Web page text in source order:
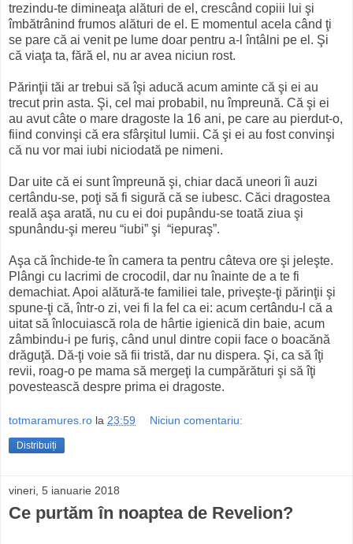
trezindu-te dimineaţa alături de el, crescând copiii lui şi
îmbătrânind frumos alături de el. E momentul acela când ţi
se pare că ai venit pe lume doar pentru a-l întâlni pe el. Şi
că viaţa ta, fără el, nu ar avea niciun rost.
Părinţii tăi ar trebui să îşi aducă acum aminte că şi ei au
trecut prin asta. Şi, cel mai probabil, nu împreună. Că şi ei
au avut câte o mare dragoste la 16 ani, pe care au pierdut-o,
fiind convinşi că era sfârşitul lumii. Că şi ei au fost convinşi
că nu vor mai iubi niciodată pe nimeni.
Dar uite că ei sunt împreună şi, chiar dacă uneori îi auzi
certându-se, poţi să fi sigură că se iubesc. Căci dragostea
reală aşa arată, nu cu ei doi pupându-se toată ziua şi
spunându-şi mereu “iubi” şi “iepuraş”.
Aşa că închide-te în camera ta pentru câteva ore şi jeleşte.
Plângi cu lacrimi de crocodil, dar nu înainte de a te fi
demachiat. Apoi alătură-te familiei tale, priveşte-ţi părinţii şi
spune-ţi că, într-o zi, vei fi la fel ca ei: acum certându-l că a
uitat să înlocuiască rola de hârtie igienică din baie, acum
zâmbindu-i pe furiş, când unul dintre copii face o boacănă
drăguţă. Dă-ţi voie să fii tristă, dar nu dispera. Şi, ca să îţi
revii, roag-o pe mama să mergeţi la cumpărături şi să îţi
povestească despre prima ei dragoste.
totmaramures.ro la 23:59 Niciun comentariu:
Distribuiți
vineri, 5 ianuarie 2018
Ce purtăm în noaptea de Revelion?